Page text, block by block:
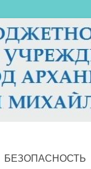
БЕЗОПАСНОСТЬ